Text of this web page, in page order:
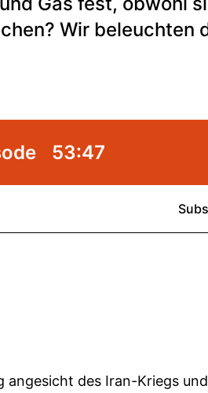
angesicht des Iran-Kriegs und